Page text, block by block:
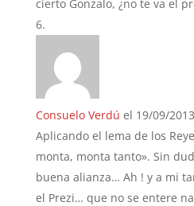
cierto Gonzalo, ¿no te va el
Consuelo Verdú el 19/09/
Aplicando el lema de los
monta, monta tanto». Sin
buena alianza… Ah ! y a mi
el Prezi… que no se entere